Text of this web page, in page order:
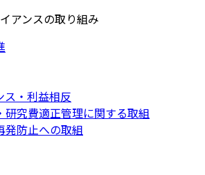
アンスの取り組み
ス・利益相反
研究費適正管理に関する取組
発防止への取組